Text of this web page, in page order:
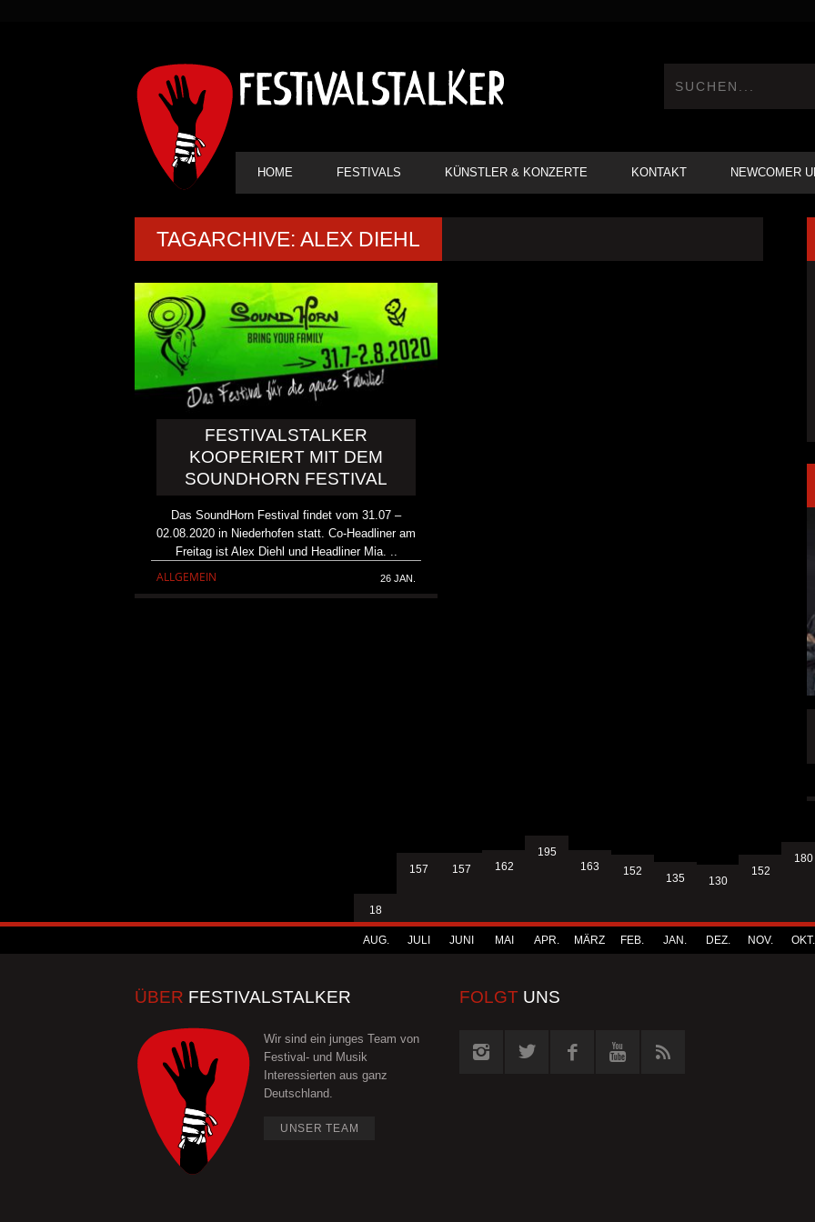
HAUPT-
NAVIGATION
HOME FESTIVALS KÜNSTLER & KONZERTE KONTAKT NEWCOMER
TAGARCHIVE: ALEX DIEHL
FESTIVALSTALKER
KOOPERIERT MIT DEM
SOUNDHORN FESTIVAL
Das SoundHorn Festival findet vom 31.07 –
02.08.2020 in Niederhofen statt. Co-Headliner am
Freitag ist Alex Diehl und Headliner Mia. ..
ALLGEMEIN 26 JAN.
18
AUG.
157
JULI
157
JUNI
162
MAI
195
APR.
163
MÄRZ
152
FEB.
135
JAN.
130
DEZ.
152
NOV.
180
OKT.
ÜBER FESTIVALSTALKER
Wir sind ein junges Team von
Festival- und Musik
Interessierten aus ganz
Deutschland.
UNSER TEAM
FOLGT UNS